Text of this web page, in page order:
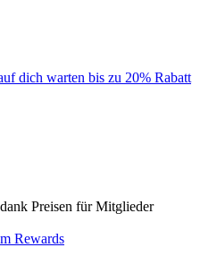
dich warten bis zu 20% Rabatt
Preisen für Mitglieder
Rewards